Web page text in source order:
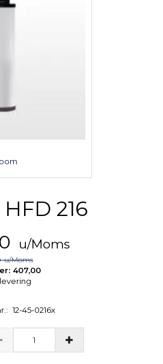
216
u/Moms
u/Moms
407,00
12-45-0216x